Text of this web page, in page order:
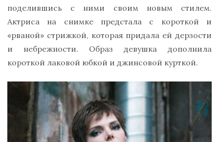
поделившись с ними своим новым стилем.
Актриса на снимке предстала с короткой и
«рваной» стрижкой, которая придала ей дерзости
и небрежности. Образ девушка дополнила
короткой лаковой юбкой и джинсовой курткой.